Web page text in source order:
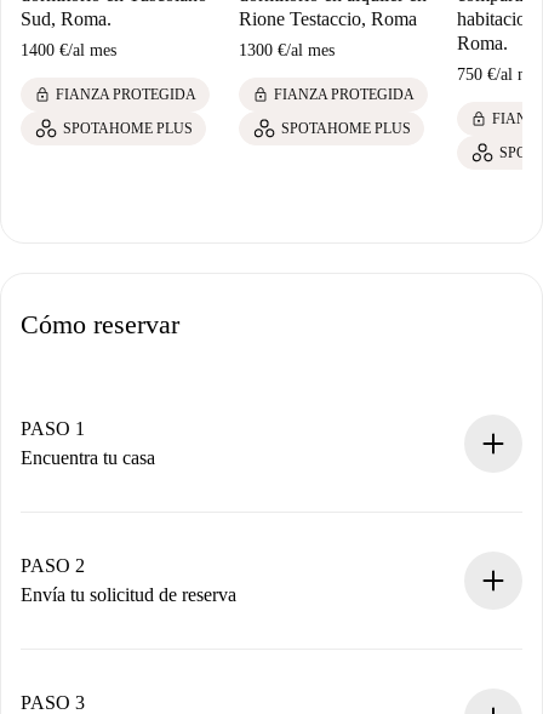
Sud, Roma.
1400 €/al mes
lock FIANZA PROTEGIDA
SPOTAHOME PLUS
Rione Testaccio, Roma
1300 €/al mes
lock FIANZA PROTEGIDA
SPOTAHOME PLUS
Roma.
750 €/al mes
lock
Cómo reservar
PASO 1
Encuentra tu casa
Tienes toda la información necesaria por adelantado.
PASO 2
Envía tu solicitud de reserva
propietario acepte.
PASO 3